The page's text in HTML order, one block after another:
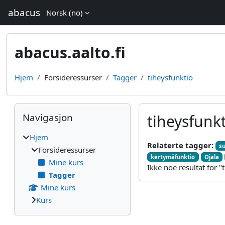
abacus Norsk ‎(no)‎
abacus.aalto.fi
Hjem Forsideressurser Tagger tiheysfunktio
Relaterte tagger:
kertymäfunktio
Ojala
Ikke noe resultat for
Blokker
Hopp over Navigasjon
Navigasjon
Hjem
Forsideressurser
Mine kurs
Tagger
Mine kurs
Kurs